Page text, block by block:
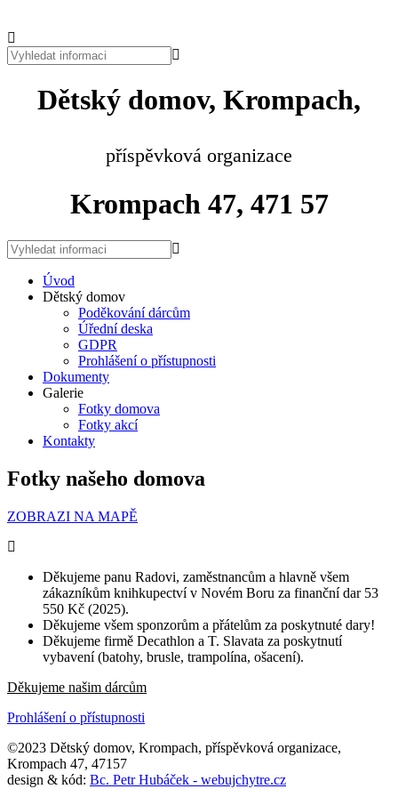
Dětský domov, Krompach,
příspěvková organizace
Krompach 47, 471 57
Úvod
Dětský domov
Poděkování dárcům
Úřední deska
GDPR
Prohlášení o přístupnosti
Dokumenty
Galerie
Fotky domova
Fotky akcí
Kontakty
Fotky našeho domova
ZOBRAZI NA MAPĚ
Děkujeme panu Radovi, zaměstnancům a hlavně všem
zákazníkům knihkupectví v Novém Boru za finanční dar 53
550 Kč (2025).
Děkujeme všem sponzorům a přátelům za poskytnuté dary!
Děkujeme firmě Decathlon a T. Slavata za poskytnutí
vybavení (batohy, brusle, trampolína, ošacení).
Děkujeme našim dárcům
Prohlášení o přístupnosti
©2023 Dětský domov, Krompach, příspěvková organizace,
Krompach 47, 47157
design & kód: Bc. Petr Hubáček - webujchytre.cz